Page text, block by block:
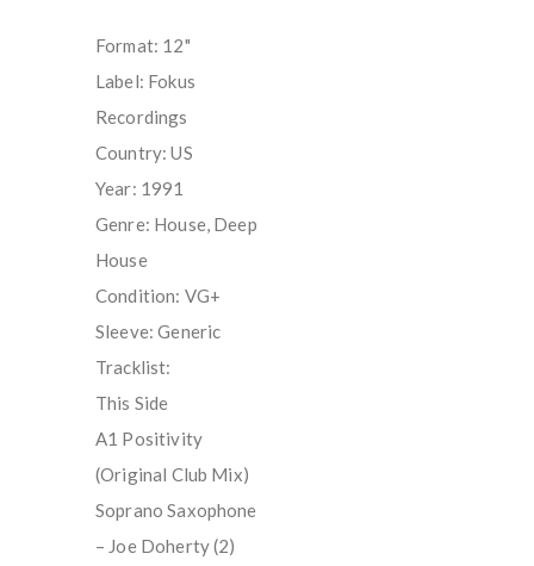
Format: 12"
Label: Fokus
Recordings
Country: US
Year: 1991
Genre: House, Deep
House
Condition: VG+
Sleeve: Generic
Tracklist:
This Side
A1 Positivity
(Original Club Mix)
Soprano Saxophone
– Joe Doherty (2)